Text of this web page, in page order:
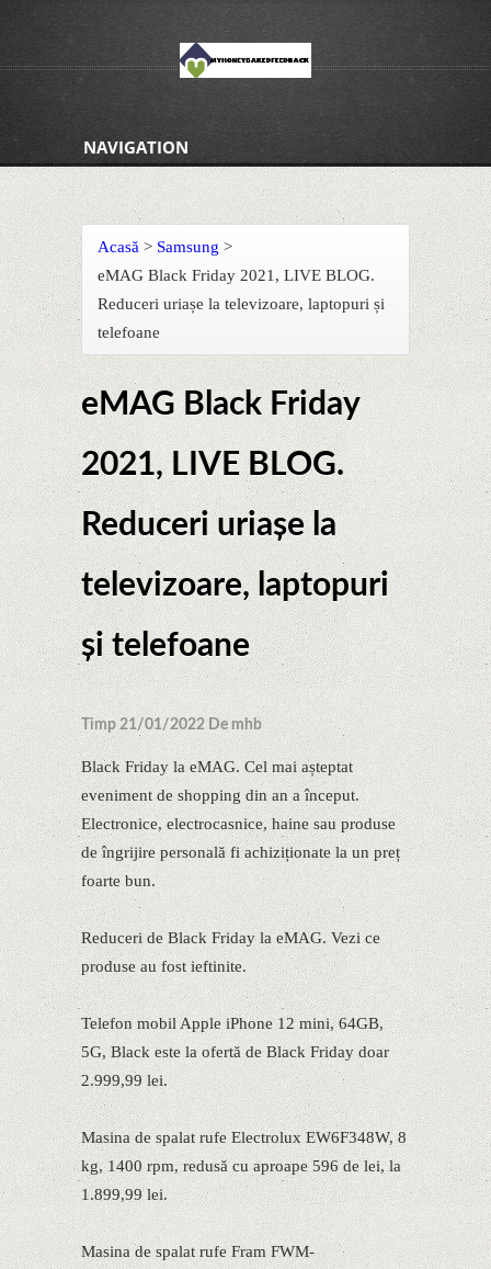
NAVIGATION
Acasă > Samsung >
eMAG Black Friday 2021, LIVE BLOG.
Reduceri uriașe la televizoare, laptopuri și
telefoane
eMAG Black Friday
2021, LIVE BLOG.
Reduceri uriașe la
televizoare, laptopuri
și telefoane
Timp 21/01/2022 De mhb
Black Friday la eMAG. Cel mai așteptat
eveniment de shopping din an a început.
Electronice, electrocasnice, haine sau produse
de îngrijire personală fi achiziționate la un preț
foarte bun.
Reduceri de Black Friday la eMAG. Vezi ce
produse au fost ieftinite.
Telefon mobil Apple iPhone 12 mini, 64GB,
5G, Black este la ofertă de Black Friday doar
2.999,99 lei.
Masina de spalat rufe Electrolux EW6F348W, 8
kg, 1400 rpm, redusă cu aproape 596 de lei, la
1.899,99 lei.
Masina de spalat rufe Fram FWM-